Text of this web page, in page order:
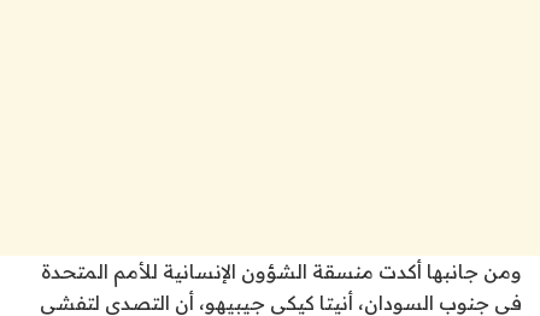
ومن جانبها أكدت منسقة الشؤون الإنسانية للأمم المتحدة
في جنوب السودان، أنيتا كيكي جيبيهو، أن التصدي لتفشي